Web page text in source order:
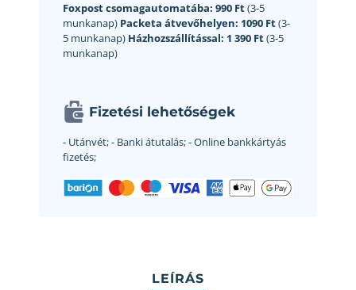
Foxpost csomagautomatába: 990 Ft(3-5
munkanap) Packeta átvevőhelyen: 1090 Ft(3-
5 munkanap) Házhozszállítással: 1 390 Ft(3-5
munkanap)
Fizetési lehetőségek
- Utánvét;- Banki átutalás;- Online bankkártyás
fizetés;